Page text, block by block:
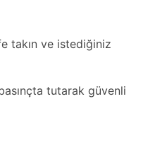
takın ve istediğiniz
tutarak güvenli